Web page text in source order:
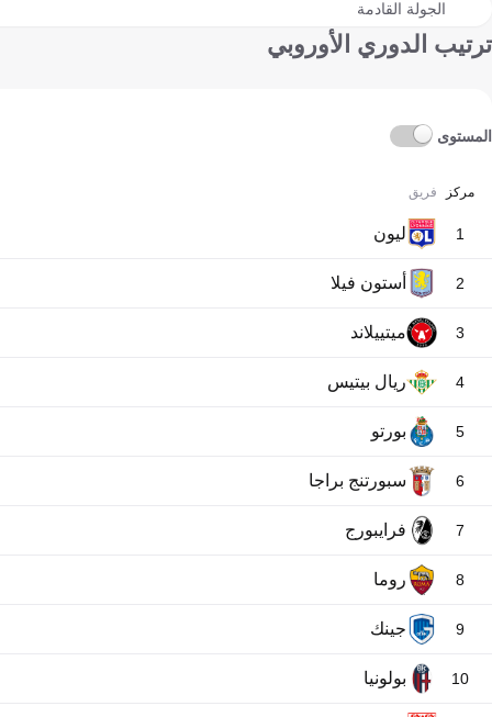
الجولة القادمة
ترتيب الدوري الأوروبي
المستوى
مركز فريق
1 ليون
2 أستون فيلا
3 ميتييلاند
4 ريال بيتيس
5 بورتو
6 سبورتنج براجا
7 فرايبورج
8 روما
9 جينك
10 بولونيا